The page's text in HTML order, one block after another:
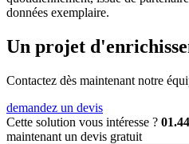
données exemplaire.
Un projet
Contactez dès maintenant notre
demandez un devis
Cette solution vous intéresse ?
maintenant un devis gratuit